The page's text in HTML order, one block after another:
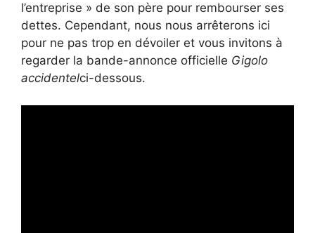
l’entreprise » de son père pour rembourser ses
dettes. Cependant, nous nous arrêterons ici
pour ne pas trop en dévoiler et vous invitons à
regarder la bande-annonce officielle Gigolo
accidentelci-dessous.